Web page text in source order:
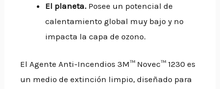
El planeta. Posee un potencial de
calentamiento global muy bajo y no
impacta la capa deozono.
El Agente Anti-Incendios 3M™ Novec™ 1230 es
un medio de extinción limpio, diseñado para